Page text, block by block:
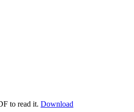
to read it. Download